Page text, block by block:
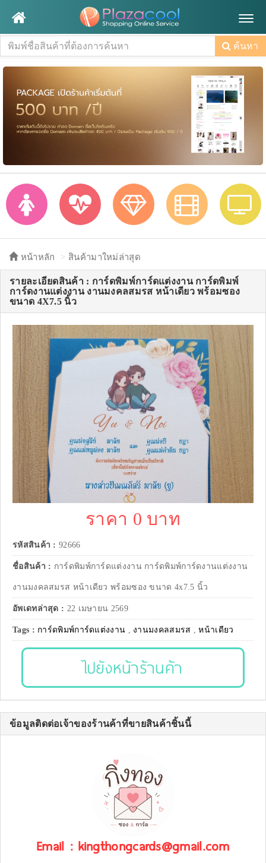
ค้นหา
หน้าหลัก สินค้ามาใหม่ล่าสุด
รายละเอียดสินค้า : การ์ดพิมพ์การ์ดแต่งงาน การ์ดพิมพ์
การ์ดงานแต่งงาน งานมงคลสมรส หน้าเดียว พร้อมซอง
ขนาด 4X7.5 นิ้ว
ราคา 0 บาท
รหัสสินค้า : 92666
ชื่อสินค้า : การ์ดพิมพ์การ์ดแต่งงาน การ์ดพิมพ์การ์ดงานแต่งงาน
งานมงคลสมรส หน้าเดียว พร้อมซอง ขนาด 4x7.5 นิ้ว
อัพเดทล่าสุด : 22 เมษายน 2569
Tags : การ์ดพิมพ์การ์ดแต่งงาน , งานมงคลสมรส ,หน้าเดียว
ไปยังหน้าร้านค้า
ข้อมูลติดต่อเจ้าของร้านค้าที่ขายสินค้าชิ้นนี้
Email : kingthongcards@gmail.com